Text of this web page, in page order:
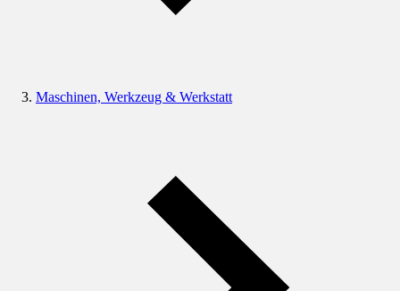
Maschinen, Werkzeug & Werkstatt